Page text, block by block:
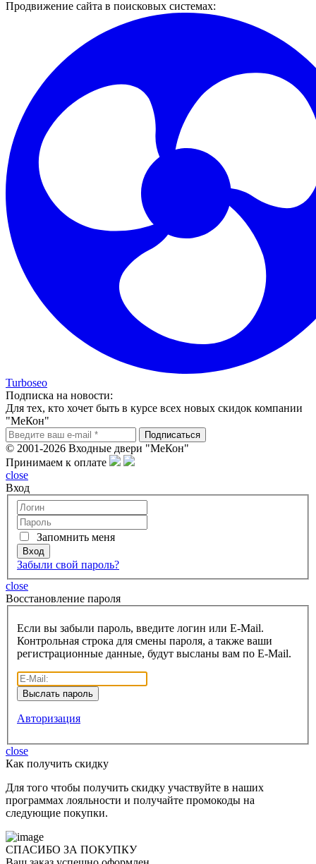
Продвижение сайта в поисковых системах:
Turboseo
Подписка на новости:
Для тех, кто хочет быть в курсе всех новых скидок компании
"МеКон"
© 2001-2026 Входные двери "МеКон"
Принимаем к оплате
close
Вход
Запомнить меня
Забыли свой пароль?
close
Восcтановление пароля
Если вы забыли пароль, введите логин или E-Mail.
Контрольная строка для смены пароля, а также ваши
регистрационные данные, будут высланы вам по E-Mail.
Авторизация
close
Как получить скидку
Для того чтобы получить скидку участвуйте в наших
программах лояльности и получайте промокоды на
следующие покупки.
СПАСИБО ЗА ПОКУПКУ